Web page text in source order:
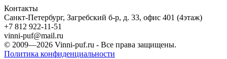
Контакты
Санкт-Петербург, Загребский б-р, д. 33, офис 401 (4этаж)
+7 812 922-11-51
vinni-puf@mail.ru
© 2009—2026 Vinni-puf.ru - Все права защищены.
Политика конфиденциальности